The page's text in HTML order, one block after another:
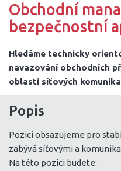
Obchodní
bezpečnostní
Hledáme technicky
navazování obchodních
oblasti síťových
Popis
Pozici obsazujeme pro
zabývá síťovými a
Na této pozici budete: